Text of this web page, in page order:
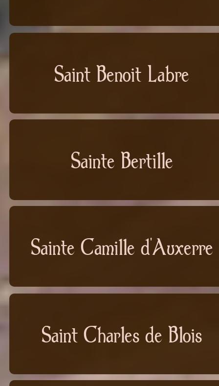
Saint Benoit Labre
Sainte Bertille
Sainte Camille d'Auxerre
Saint Charles de Blois